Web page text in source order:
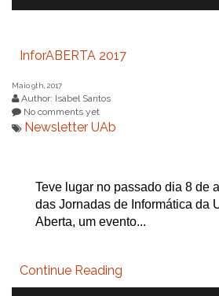
InforABERTA 2017
Maio 9th, 2017
Author: Isabel Santos
No comments yet
Newsletter UAb
Teve lugar no passado dia 8 de
das Jornadas de Informática da
Aberta, um evento...
Continue Reading